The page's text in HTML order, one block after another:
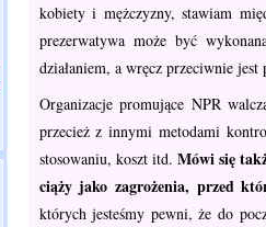
kobiety i mężczyzny, stawiam
prezerwatywa może być
działaniem, a wręcz przeciwnie
Organizacje promujące NPR
przecież z innymi metodami
stosowaniu, koszt itd. Mówi się
ciąży jako zagrożenia, przed
których jesteśmy pewni, że do